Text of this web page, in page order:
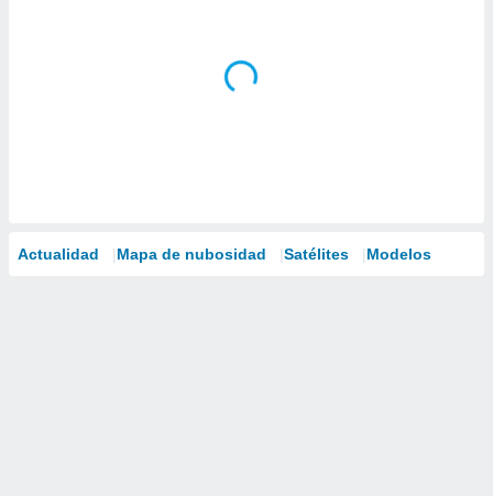
Actualidad Mapa de nubosidad Satélites Modelos